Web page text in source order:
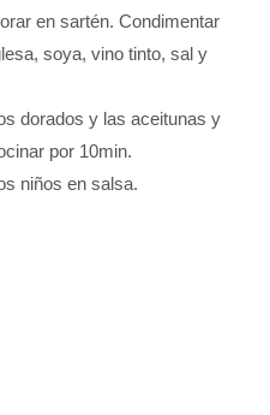
en sartén. Condimentar
soya, vino tinto, sal y
dorados y las aceitunas y
por 10min.
niños en salsa.